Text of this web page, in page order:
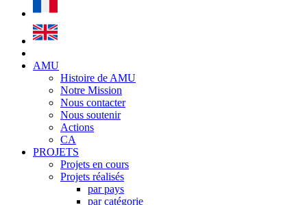
AMU
Histoire de AMU
Notre Mission
Nous contacter
Nous soutenir
Actions
CA
PROJETS
Projets en cours
Projets réalisés
par pays
par catégorie